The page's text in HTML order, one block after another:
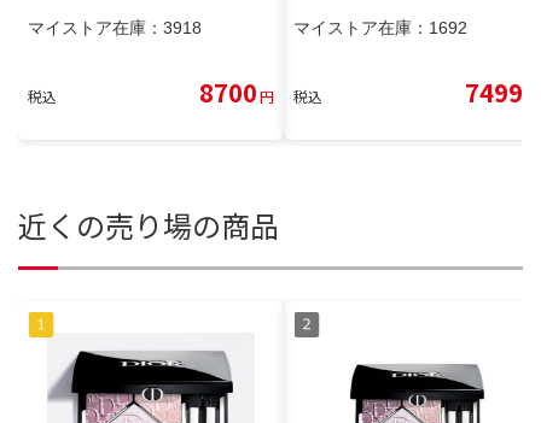
マイストア在庫： 3918
税込 8700円
マイストア在庫： 1692
税込 7499
近くの売り場の商品